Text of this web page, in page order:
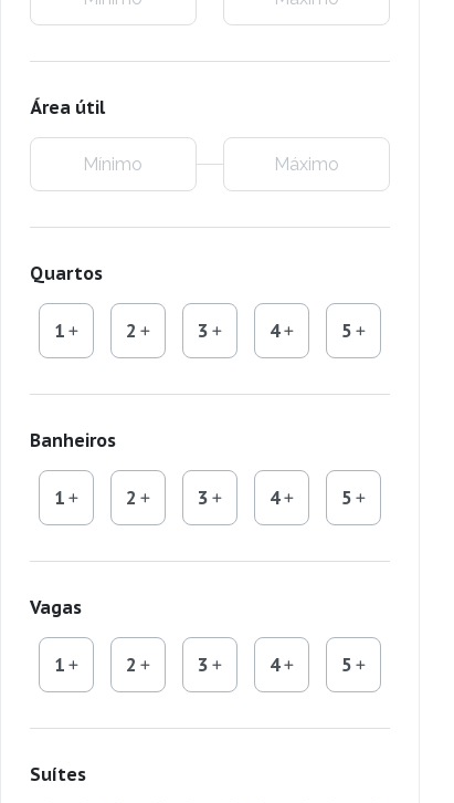
Área útil
Quartos
1 2 3 4 5
Banheiros
1 2 3 4 5
Vagas
1 2 3 4 5
Suítes